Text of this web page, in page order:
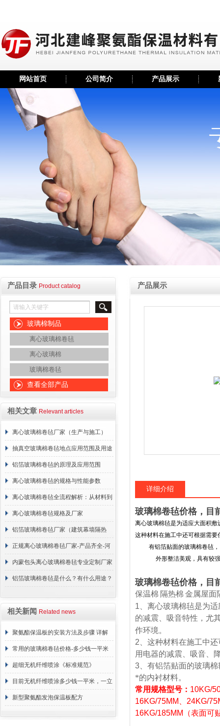
网站首页 公司简介 产品展示
产品目录 Product catalog
玻璃棉制品
离心玻璃棉卷毡
离心玻璃棉
玻璃棉卷毡
查看全部产品
相关文章 Relevant articles
离心玻璃棉卷毡厂家（生产与施工）
抽真空玻璃棉卷毡地点应用范围及用途
说明
铝箔玻璃棉卷毡的原理及应用范围
离心玻璃棉卷毡的规格与性能参数
离心玻璃棉卷毡全流程解析：从材料到
施工
离心玻璃棉卷毡规格及厂家
铝箔玻璃棉卷毡厂家（建筑幕墙隔热
棉）
正规离心玻璃棉卷毡厂家-产品齐全-河
北建峰保温材料有限公司
内蒙包头离心玻璃棉卷毡专业定制厂家
铝箔玻璃棉卷毡是什么？有什么用途？
相关新闻 Related news
聚氨酯保温板的安装方法及步骤 详解
常用的玻璃棉卷毡价格-多少钱一平米
超细无机纤维喷涂《标准规范》
目前无机纤维喷涂多少钱一平米，一立
方 价格计算
新型聚氨酯发泡保温板配方
产品展示
详细介绍
玻璃棉卷毡价格，目
离心玻璃棉毡是为适应大面积
这种材料在施工中还可根据需
有铝箔贴面的玻璃棉卷毡，
外形整洁美观，具有较
玻璃棉卷毡价格，目
保温棉 隔热棉 金属屋面
1 、离心玻璃棉毡是为
的减震、吸音特性，尤
作环境。
2 、这种材料在施工中
用电器的减震、吸音、
3 、有铝箔贴面的玻璃
*的内衬材料。
常用规格型号： 10KG/
16KG/75MM 24KG/
16KG/185MM （表面可